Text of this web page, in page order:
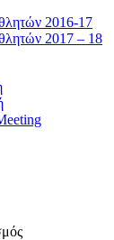
2016-17
2017 – 18